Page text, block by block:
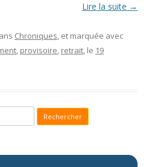
Lire la suite →
Chroniques, et marquée avec
, provisoire, retrait, le 19